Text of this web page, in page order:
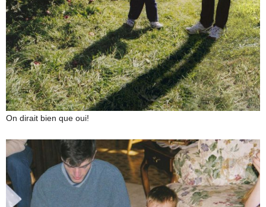
On dirait bien que oui!